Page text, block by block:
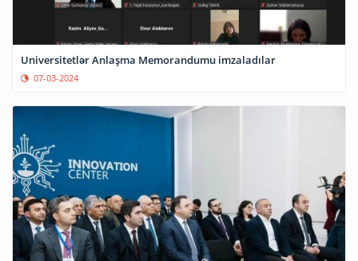
Universitetlər Anlaşma Memorandumu imzaladılar
07-03-2024